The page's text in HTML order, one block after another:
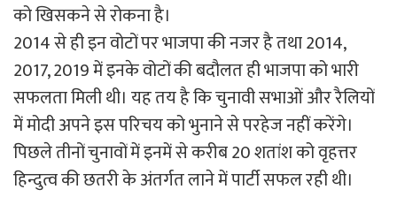
को खिसकने से रोकना है।
2014 से ही इन वोटों पर भाजपा की नजर है तथा 2014,
2017, 2019 में इनके वोटों की बदौलत ही भाजपा को भारी
सफलता मिली थी। यह तय है कि चुनावी सभाओं और रैलियों
में मोदी अपने इस परिचय को भुनाने से परहेज नहीं करेंगे।
पिछले तीनों चुनावों में इनमें से करीब 20 शतांश को वृहत्तर
हिन्दुत्व की छतरी के अंतर्गत लाने में पार्टी सफल रही थी।